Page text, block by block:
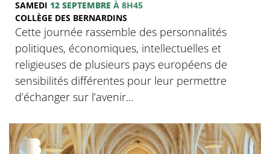
SAMEDI 12 SEPTEMBRE À 8H45
COLLÈGE DES BERNARDINS
Cette journée rassemble des personnalités
politiques, économiques, intellectuelles et
religieuses de plusieurs pays européens de
sensibilités différentes pour leur permettre
d’échanger sur l’avenir...